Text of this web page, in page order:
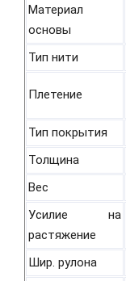
Материал
основы
Тип нити
Плетение
Тип покрытия
Толщина
Вес
Усилие на
растяжение
Шир. рулона